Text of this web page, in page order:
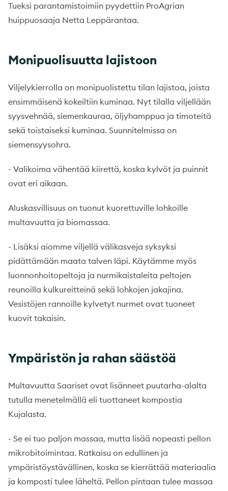
Tueksi parantamistoimiin pyydettiin ProAgrian
huippuosaaja Netta Leppärantaa.
Monipuolisuutta lajistoon
Viljelykierrolla on monipuolistettu tilan lajistoa, joista
ensimmäisenä kokeiltiin kuminaa. Nyt tilalla viljellään
syysvehnää, siemenkauraa, öljyhamppua ja timoteitä
sekä toistaiseksi kuminaa. Suunnitelmissa on
siemensyysohra.
- Valikoima vähentää kiirettä, koska kylvöt ja puinnit
ovat eri aikaan.
Aluskasvillisuus on tuonut kuorettuville lohkoille
multavuutta ja biomassaa.
- Lisäksi aiomme viljellä välikasveja syksyksi
pidättämään maata talven läpi. Käytämme myös
luonnonhoitopeltoja ja nurmikaistaleita peltojen
reunoilla kulkureitteinä sekä lohkojen jakajina.
Vesistöjen rannoille kylvetyt nurmet ovat tuoneet
kuovit takaisin.
Ympäristön ja rahan säästöä
Multavuutta Saariset ovat lisänneet puutarha-alalta
tutulla menetelmällä eli tuottaneet kompostia
Kujalasta.
- Se ei tuo paljon massaa, mutta lisää nopeasti pellon
mikrobitoimintaa. Ratkaisu on edullinen ja
ympäristöystävällinen, koska se kierrättää materiaalia
ja komposti tulee läheltä. Pellon pintaan tulee massaa